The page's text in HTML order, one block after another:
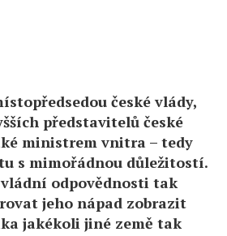
české vlády,
představitelů české
ministrem vnitra – tedy
s mimořádnou důležitostí.
odpovědnosti tak
jeho nápad zobrazit
jakékoli jiné země tak